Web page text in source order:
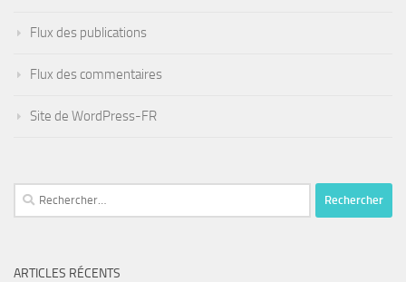
Flux des publications
Flux des commentaires
Site de WordPress-FR
Rechercher :
ARTICLES RÉCENTS